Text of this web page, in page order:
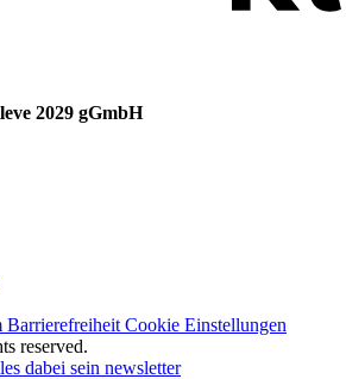
2029 gGmbH
Barrierefreiheit Cookie Einstellungen
reserved.
dabei sein newsletter